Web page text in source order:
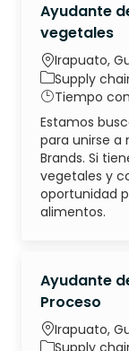
Ayudante
vegetales
Ubicación
Irapuato,
Categoría
Supply
Tipo de
Tiempo
Estamos
para unirse a
Brands. Si
vegetales y
oportunidad
alimentos.
Ayudante
Proceso
Ubicación
Irapuato,
Categoría